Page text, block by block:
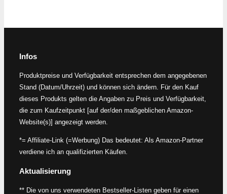
Infos
Produktpreise und Verfügbarkeit entsprechen dem angegebenen
Stand (Datum/Uhrzeit) und können sich ändern. Für den Kauf
dieses Produkts gelten die Angaben zu Preis und Verfügbarkeit,
die zum Kaufzeitpunkt [auf der/den maßgeblichen Amazon-
Website(s)] angezeigt werden.
*= Affiliate-Link (=Werbung) Das bedeutet: Als Amazon-Partner
verdiene ich an qualifizierten Käufen.
Aktualisierung
** Die von uns verwendeten Bestseller-Listen geben für einen